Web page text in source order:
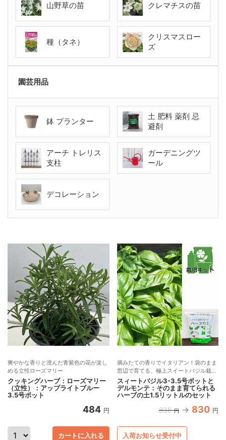
山野草の苗 クレマチスの苗
種（タネ）
クリスマスロー
ズ
園芸用品
鉢 プランター
土 肥料 薬剤 忌
避剤
アーチ トレリス
支柱
ガーデニングツ
ール
デコレーション
爽やかな香りと澄んだ青紫色の花が楽し
める立性ローズマリー
クッキングハーブ：ローズマリー
（立性）：アップライトブルー
3.5号ポット
484 円
カートに入れる
摘みたての香りでイタリアン！袋のまま
窓辺で育てる、極上スイートバジル栽培
セット
スィートバジル3-3.5号ポットと
デルモンテ：そのまま育てられる
ハーブの土1.5リットルのセット
836 円 830 円
入荷お知らせ受付中